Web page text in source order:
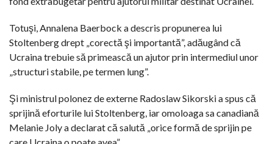
Totuşi, Annalena Baerbock a descris propunerea lui
Stoltenberg drept „corectă şi importantă”, adăugând că
Ucraina trebuie să primească un ajutor prin intermediul unor
„structuri stabile, pe termen lung”.
Şi ministrul polonez de externe Radoslaw Sikorski a spus că
sprijină eforturile lui Stoltenberg, iar omoloaga sa canadiană
Melanie Joly a declarat că salută „orice formă de sprijin pe